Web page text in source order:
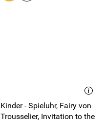
Kinder - Spieluhr, Fairy von
Trousselier, Invitation to the